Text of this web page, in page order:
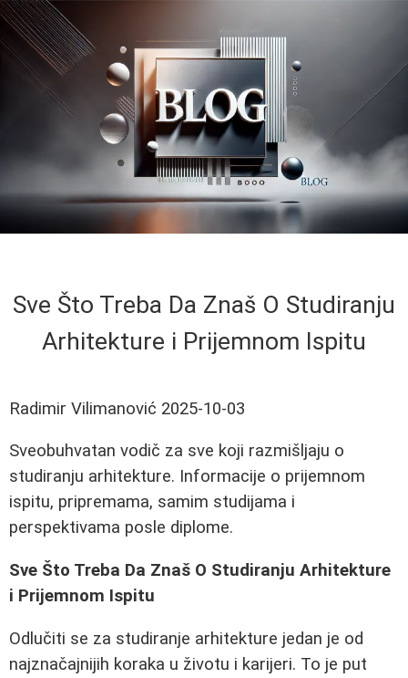
Sve Što Treba Da Znaš O Studiranju
Arhitekture i Prijemnom Ispitu
Radimir Vilimanović 2025-10-03
Sveobuhvatan vodič za sve koji razmišljaju o
studiranju arhitekture. Informacije o prijemnom
ispitu, pripremama, samim studijama i
perspektivama posle diplome.
Sve Što Treba Da Znaš O Studiranju Arhitekture
i Prijemnom Ispitu
Odlučiti se za studiranje arhitekture jedan je od
najznačajnijih koraka u životu i karijeri. To je put